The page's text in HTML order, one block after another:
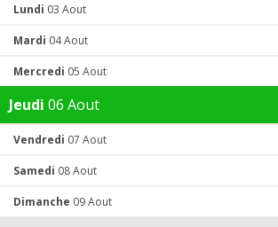
Lundi 03 Aout
Mardi 04 Aout
Mercredi 05 Aout
Jeudi 06 Aout
Vendredi 07 Aout
Samedi 08 Aout
Dimanche 09 Aout